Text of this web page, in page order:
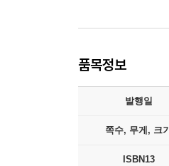
품목정보
발행일
쪽수, 무게, 크기
ISBN13